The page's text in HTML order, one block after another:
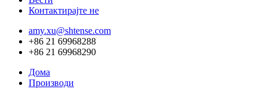
Контактирајте не
amy.xu@shtense.com
+86 21 69968288
+86 21 69968290
Дома
Производи